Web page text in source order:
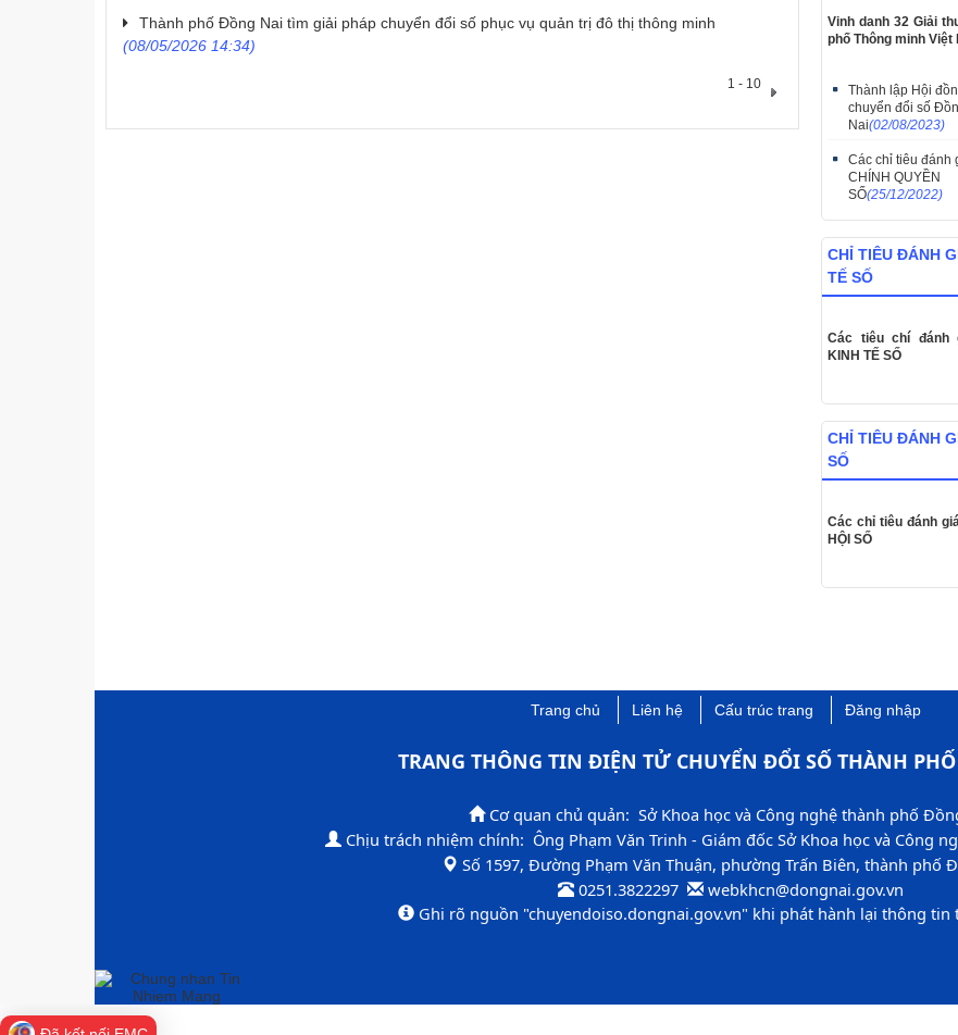
Thành phố Đồng Nai tìm giải pháp chuyển đổi số phục vụ quản trị đô thị thông minh
(08/05/2026 14:34)
1 - 10
Vinh danh 32 Giải
phố Thông minh Việt
Thành lập Hội
chuyển đổi số
Nai(02/08/2023)
Các chỉ tiêu đánh
CHÍNH QUYỀN
SỐ(25/12/2022)
CHỈ TIÊU ĐÁNH
TẾ SỐ
Các tiêu chí đánh
KINH TẾ SỐ
CHỈ TIÊU ĐÁNH
SỐ
Các chỉ tiêu đánh
HỘI SỐ
TRANG THÔNG TIN ĐIỆN TỬ CHUYỂN ĐỔI SỐ THÀNH
Cơ quan chủ quản: Sở Khoa học và Công nghệ thành phố
​Số 1597, Đường Phạm Văn Thuận, phường Trấn Biên, thành phố
0251.3822297 ​
​ webkhcn​​@dongnai.gov.vn​
​Ghi rõ nguồn "chuyendoiso​.dongnai.gov.vn" khi phát hành lại thông tin
Đã kết nối EMC